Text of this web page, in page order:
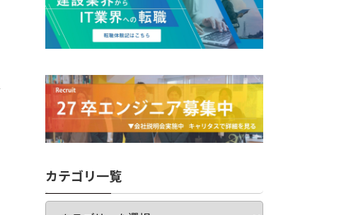
カテゴリ一覧
カ